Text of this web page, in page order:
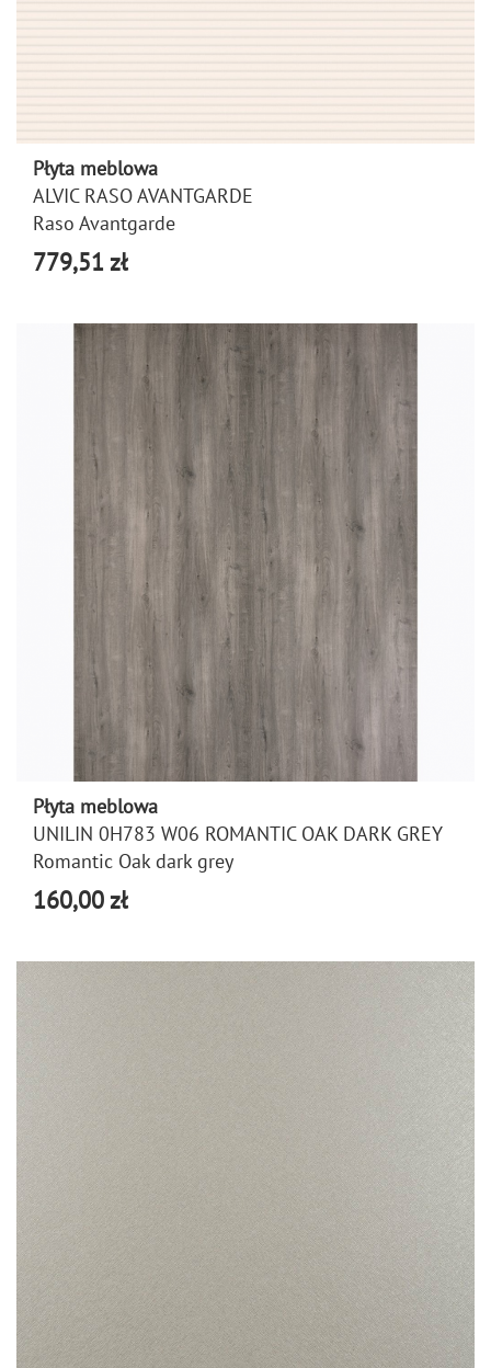
Płyta meblowa
ALVIC RASO AVANTGARDE
Raso Avantgarde
779,51 zł
Płyta meblowa
UNILIN 0H783 W06 ROMANTIC OAK DARK GREY
Romantic Oak dark grey
160,00 zł